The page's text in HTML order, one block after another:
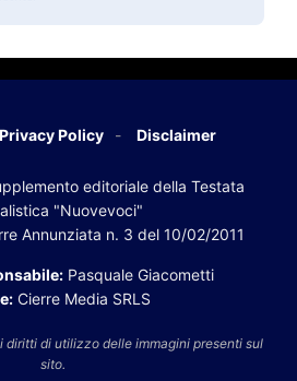
Privacy Policy Disclaimer
editoriale della Testata
"Nuovevoci"
Annunziata n. 3 del 10/02/2011
Pasquale Giacometti
Cierre Media SRLS
diritti di utilizzo delle immagini presenti sul
sito.